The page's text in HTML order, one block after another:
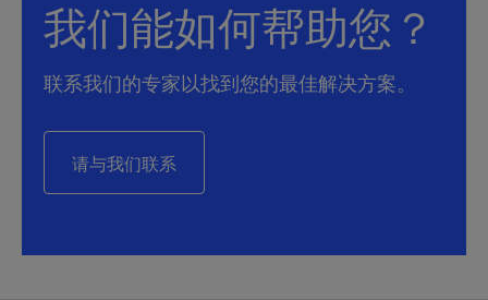
我们能如何帮助您？
联系我们的专家以找到您的最佳解决方案。
请与我们联系